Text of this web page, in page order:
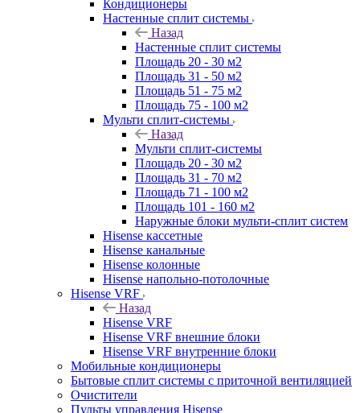
Кондиционеры
Настенные сплит системы
Назад
Настенные сплит системы
Площадь 20 - 30 м2
Площадь 31 - 50 м2
Площадь 51 - 75 м2
Площадь 75 - 100 м2
Мульти сплит-системы
Назад
Мульти сплит-системы
Площадь 20 - 30 м2
Площадь 31 - 70 м2
Площадь 71 - 100 м2
Площадь 101 - 160 м2
Наружные блоки мульти-сплит систем
Hisense кассетные
Hisense канальные
Hisense колонные
Hisense напольно-потолочные
Hisense VRF
Назад
Hisense VRF
Hisense VRF внешние блоки
Hisense VRF внутренние блоки
Мобильные кондиционеры
Бытовые сплит системы с приточной вентиляцией
Очистители
Пульты управления Hisense